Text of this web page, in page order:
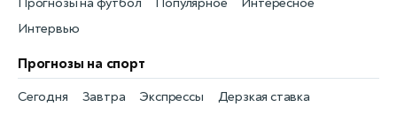
Интервью
Прогнозы на спорт
Сегодня
Завтра Экспрессы Дерзкая ставка